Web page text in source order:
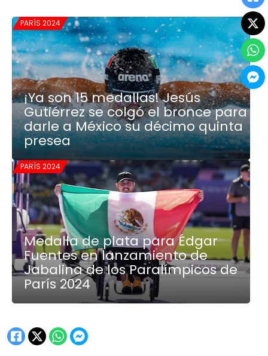
PARÍS 2024
¡Ya son 15 medallas! Jesús
Gutiérrez se colgó el bronce para
darle a México su décimo quinta
presea
PARÍS 2024
Medalla de plata para Édgar
Fuentes en lanzamiento de
Jabalina de los Paralímpicos de
París 2024